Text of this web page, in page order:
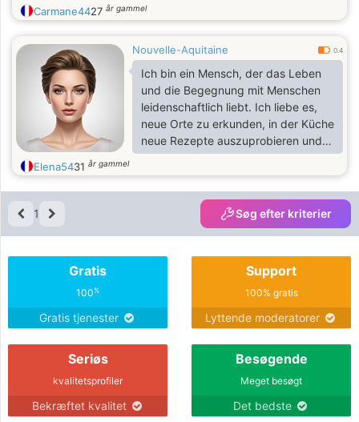
Carmane4427 år gammel
Nouvelle-Aquitaine 0.4
Ich bin ein Mensch, der das Leben
und die Begegnung mit Menschen
leidenschaftlich liebt. Ich liebe es,
neue Orte zu erkunden, in der Küche
neue Rezepte auszuprobieren und
Zeit mit meinen Lieben zu
verbringen. Ich bin ein neugieriger
und aufgeschlossener Mensch und
immer bereit, Neues zu entdecken.
Elena5431 år gammel
1 Søg efter kriterier
Gratis
100%
Gratis tjenester
Support
100% gratis
Lyttende moderatorer
Seriøs
kvalitetsprofiler
Bekræftet kvalitet
Besøgende
Meget besøgt
Det bedste